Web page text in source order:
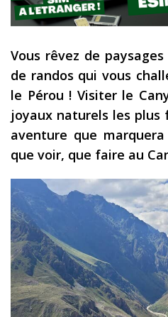
Mon journal de bord sur
Blog voyage
Les derniers
Podcast
Préparer son
LA LETTRE
Outils pour
Sites utiles
Réserver un
Le
Vous rêvez de
de randos qui vous
le Pérou ! Visiter le
joyaux naturels les plus
aventure que
que voir, que faire au